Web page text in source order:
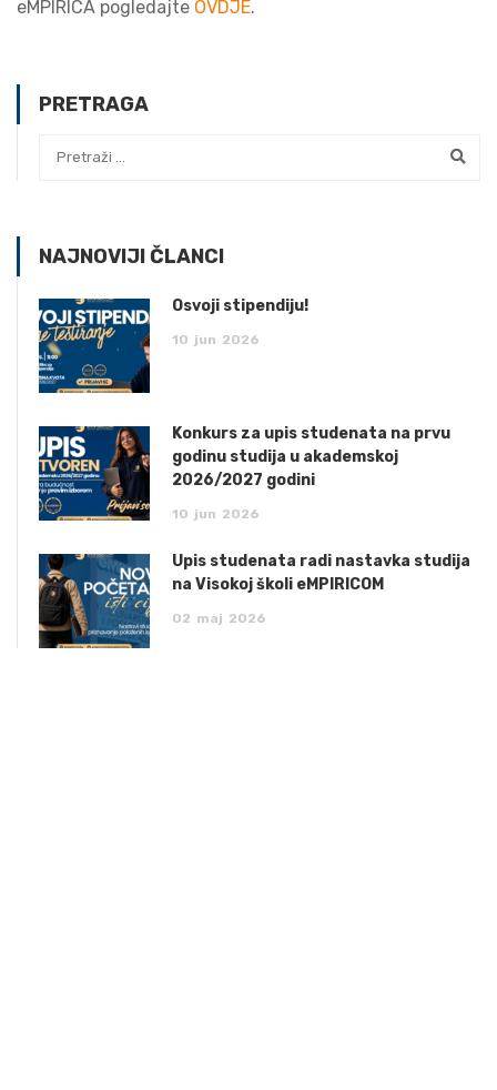
eMPIRICA pogledajte OVDJE.
PRETRAGA
NAJNOVIJI ČLANCI
Osvoji stipendiju!
10 jun 2026
Konkurs za upis studenata na prvu
godinu studija u akademskoj
2026/2027 godini
10 jun 2026
Upis studenata radi nastavka studija
na Visokoj školi eMPIRICOM
02 maj 2026